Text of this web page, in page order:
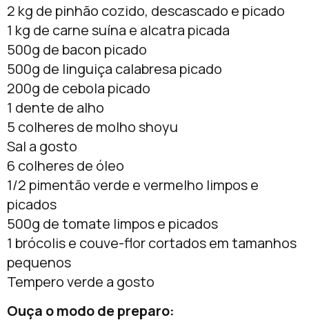
2 kg de pinhão cozido, descascado e picado
1 kg de carne suína e alcatra picada
500g de bacon picado
500g de linguiça calabresa picado
200g de cebola picado
1 dente de alho
5 colheres de molho shoyu
Sal a gosto
6 colheres de óleo
1/2 pimentão verde e vermelho limpos e
picados
500g de tomate limpos e picados
1 brócolis e couve-flor cortados em tamanhos
pequenos
Tempero verde a gosto
Ouça o modo de preparo: